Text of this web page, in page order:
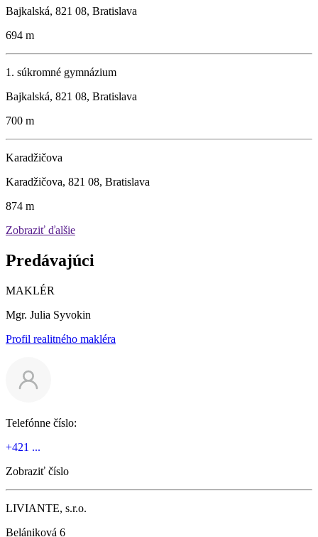
Bajkalská, 821 08, Bratislava
694 m
1. súkromné gymnázium
Bajkalská, 821 08, Bratislava
700 m
Karadžičova
Karadžičova, 821 08, Bratislava
874 m
Zobraziť ďalšie
Predávajúci
MAKLÉR
Mgr. Julia Syvokin
Profil realitného makléra
Telefónne číslo:
+421 ...
Zobraziť číslo
LIVIANTE, s.r.o.
Belániková 6